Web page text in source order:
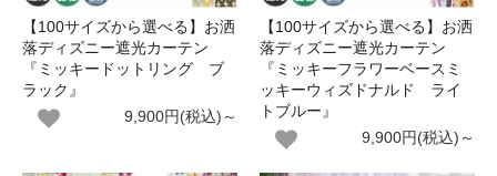
【100サイズから選べる】お洒
落ディズニー遮光カーテン
『ミッキードットリング ブ
ラック』
9,900円(税込)～
【100サイズから選べる】お洒
落ディズニー遮光カーテン
『ミッキーフラワーベースミ
ッキーウィズドナルド ライ
トブルー』
9,900円(税込)～